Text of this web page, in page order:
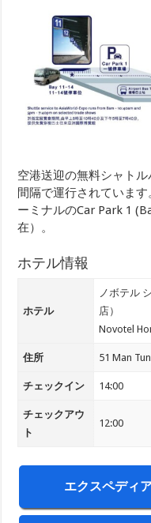
空港送迎の無料シャト
間隔で運行されていま
ーミナルのCar Park 1
在）。
ホテル情報
ホテル
ノボテル
店）
Novotel
住所 51 Man
チェックイン 14:00
チェックアウ
ト
12:00
エクスペディ